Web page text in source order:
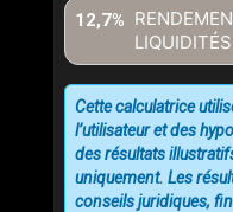
12,7%
Cette calculatrice
l’utilisateur et des
des résultats
uniquement. Les
conseils juridiques,